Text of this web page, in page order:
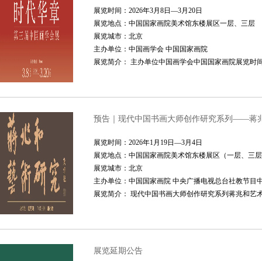
展览时间：2026年3月8日—3月20日
展览地点：中国国家画院美术馆东楼展区一层、三层
展览城市：北京
主办单位：中国画学会 中国国家画院
展览简介： 主办单位中国画学会中国国家画院展览时
预告｜现代中国书画大师创作研究系列——蒋
展览时间：2026年1月19日—3月4日
展览地点：中国国家画院美术馆东楼展区（一层、三
展览城市：北京
主办单位：中国国家画院 中央广播电视总台社教节目
展览简介： 现代中国书画大师创作研究系列蒋兆和艺
展览延期公告